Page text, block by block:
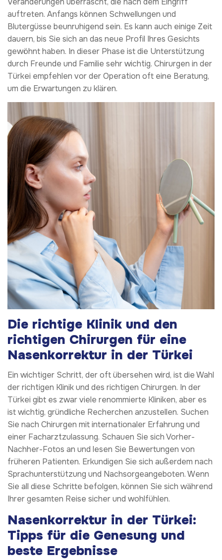
auftreten. Anfangs können Schwellungen und
Blutergüsse beunruhigend sein. Es kann auch einige Zeit
dauern, bis Sie sich an das neue Profil Ihres Gesichts
gewöhnt haben. In dieser Phase ist die Unterstützung
durch Freunde und Familie sehr wichtig. Chirurgen in der
Türkei empfehlen vor der Operation oft eine Beratung,
um die Erwartungen zu klären.
Die richtige Klinik und den
richtigen Chirurgen für eine
Nasenkorrektur in der Türkei
Ein wichtiger Schritt, der oft übersehen wird, ist die Wahl
der richtigen Klinik und des richtigen Chirurgen. In der
Türkei gibt es zwar viele renommierte Kliniken, aber es
ist wichtig, gründliche Recherchen anzustellen. Suchen
Sie nach Chirurgen mit internationaler Erfahrung und
einer Facharztzulassung. Schauen Sie sich Vorher-
Nachher-Fotos an und lesen Sie Bewertungen von
früheren Patienten. Erkundigen Sie sich außerdem nach
Sprachunterstützung und Nachsorgeangeboten. Wenn
Sie all diese Schritte befolgen, können Sie sich während
Ihrer gesamten Reise sicher und wohlfühlen.
Nasenkorrektur in der Türkei:
Tipps für die Genesung und
beste Ergebnisse